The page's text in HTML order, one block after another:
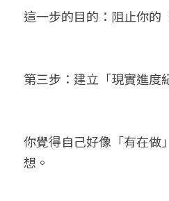
這一步的目的：阻止你的
第三步：建立「現實進度
你覺得自己好像「有在做
想。